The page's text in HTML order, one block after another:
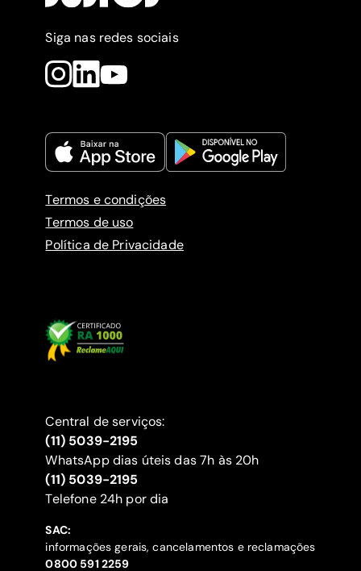
Siga nas redes sociais
Termos e condições
Termos de uso
Política de Privacidade
Central de serviços:
(11) 5039-2195
WhatsApp dias úteis das 7h às 20h
(11) 5039-2195
‍Telefone 24h por dia
SAC:
informações gerais, cancelamentos e reclamações
‍0800 591 2259